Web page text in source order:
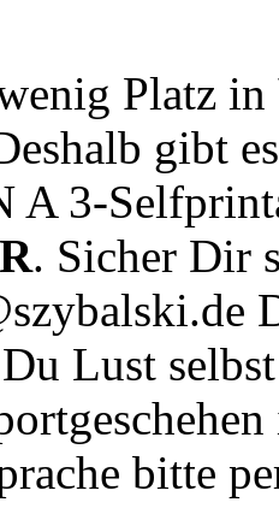
Platz in
gibt
A 3-
. Sicher Dir
Lust
bitte